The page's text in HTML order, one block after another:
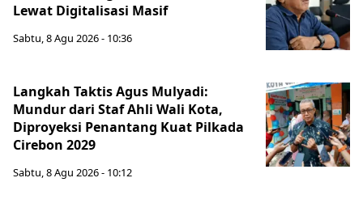
Lewat Digitalisasi Masif
Sabtu, 8 Agu 2026 - 10:36
Langkah Taktis Agus Mulyadi:
Mundur dari Staf Ahli Wali Kota,
Diproyeksi Penantang Kuat Pilkada
Cirebon 2029
Sabtu, 8 Agu 2026 - 10:12